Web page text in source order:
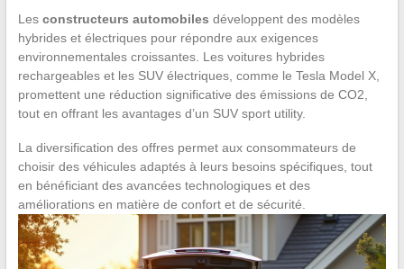
Les constructeurs automobiles développent des modèles
hybrides et électriques pour répondre aux exigences
environnementales croissantes. Les voitures hybrides
rechargeables et les SUV électriques, comme le Tesla Model X,
promettent une réduction significative des émissions de CO2,
tout en offrant les avantages d’un SUV sport utility.
La diversification des offres permet aux consommateurs de
choisir des véhicules adaptés à leurs besoins spécifiques, tout
en bénéficiant des avancées technologiques et des
améliorations en matière de confort et de sécurité.